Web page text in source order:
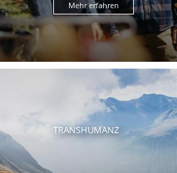
Mehr erfahren
TRANSHUMANZ